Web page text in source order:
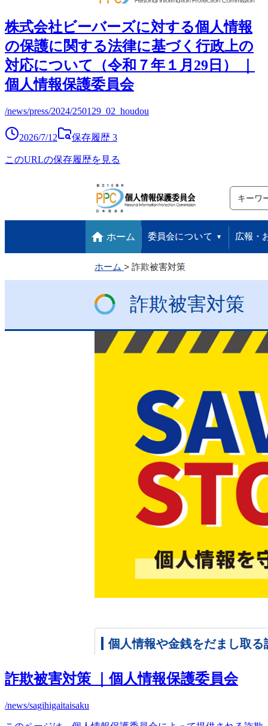
株式会社ビーバーズに対する個人情報
の保護に関する法律に基づく行政上の
対応について（令和７年１月29日） ｜
個人情報保護委員会
/news/press/2024/250129_02_houdou
2026/7/12 保存履歴 3
このURLの保存履歴を見る
詐欺被害対策 ｜個人情報保護委員会
/news/sagihigaitaisaku